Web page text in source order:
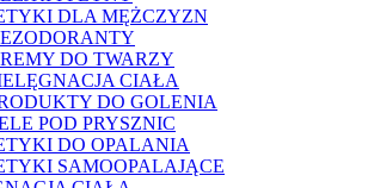
DLA MĘŻCZYZN
DO TWARZY
CIAŁA
DO GOLENIA
POD PRYSZNIC
DO OPALANIA
SAMOOPALAJĄCE